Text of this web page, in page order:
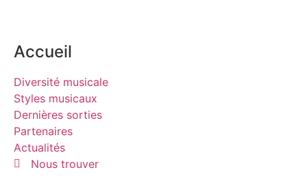
Accueil
Diversité musicale
Styles musicaux
Dernières sorties
Partenaires
Actualités
Nous trouver